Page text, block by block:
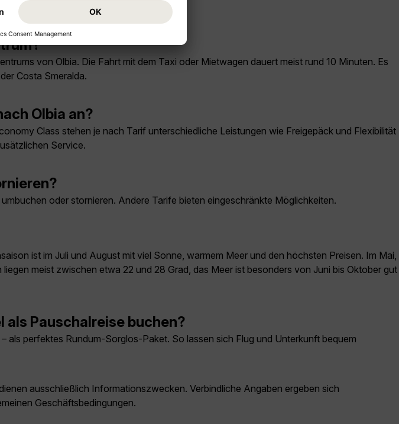
von Olbia. Die Fahrt mit dem Taxi oder Mietwagen dauert meist rund 10 Minuten. Es
Costa Smeralda.
Olbia an?
Class stehen je nach Tarif unterschiedliche Leistungen wie Freigepäck und Flexibilität
Service.
oder stornieren. Andere Tarife bieten eingeschränkte Möglichkeiten.
ist im Juli und August mit viel Sonne, warmem Meer und den höchsten Preisen. Im Mai,
meist zwischen etwa 22 und 28 Grad, das Meer ist besonders von Juni bis Oktober gut
als Pauschalreise buchen?
als perfektes Rundum-Sorglos-Paket. So lassen sich Flug und Unterkunft bequem
ausschließlich Informationszwecken. Verbindliche Angaben ergeben sich
Geschäftsbedingungen.